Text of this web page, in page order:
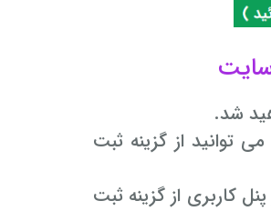
شد.
توانید از گزینه ثبت
کاربری از گزینه ثبت